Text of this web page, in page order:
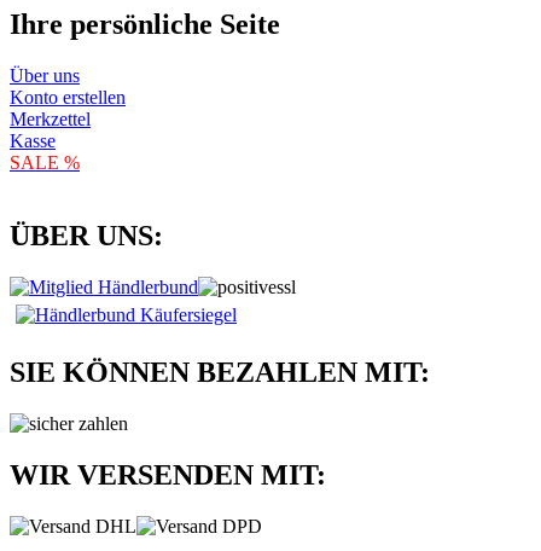
Ihre persönliche Seite
Über uns
Konto erstellen
Merkzettel
Kasse
SALE %
ÜBER UNS:
SIE KÖNNEN BEZAHLEN MIT:
WIR VERSENDEN MIT: